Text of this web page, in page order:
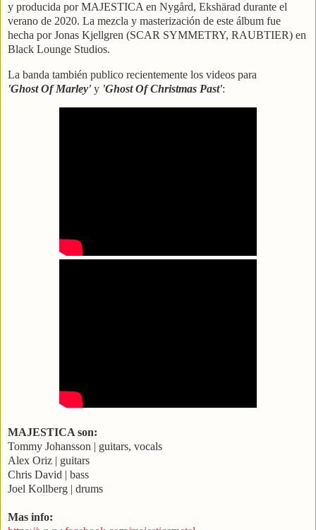
y producida por MAJESTICA en Nygård, Ekshärad durante el
verano de 2020. La mezcla y masterización de este álbum fue
hecha por Jonas Kjellgren (SCAR SYMMETRY, RAUBTIER) en
Black Lounge Studios.
La banda también publico recientemente los videos para
'Ghost Of Marley' y 'Ghost Of Christmas Past':
MAJESTICA son:
Tommy Johansson | guitars, vocals
Alex Oriz | guitars
Chris David | bass
Joel Kollberg | drums
Mas info: